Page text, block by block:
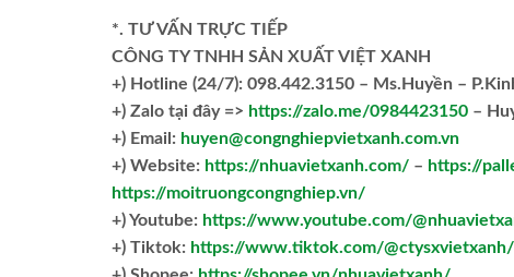
*. TƯ VẤN TRỰC TIẾP
CÔNG TY TNHH SẢN XUẤT VIỆT XANH
+) Hotline (24/7): 098.442.3150 – Ms.Huyền –
+) Zalo tại đây => https://zalo.me/0984423150 –
+) Email: huyen@congnghiepvietxanh.com.vn
+) Website: https://nhuavietxanh.com/ – https://
https://moitruongcongnghiep.vn/
+) Youtube: https://www.youtube.com/
+) Tiktok: https://www.tiktok.com/@ctysxvietxanh/